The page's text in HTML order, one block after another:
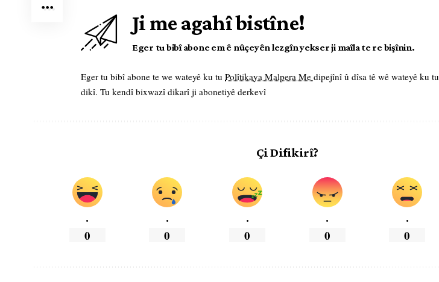
Ji me agahî bistîne!
Eger tu bibî abone em ê nûçeyên lezgîn yekser ji maîla te re bişînin.
Eger tu bibî abone te we wateyê ku tu Polîtikaya Malpera Me dipejînî û dîsa tê wê wateyê ku tu
dikî. Tu kendî bixwazî dikarî ji abonetiyê derkevî
Çi Difikirî?
.
0
.
0
.
0
.
0
.
0